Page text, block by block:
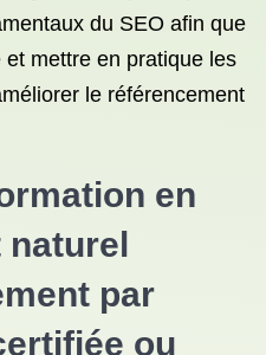
du SEO afin que
mettre en pratique les
le référencement
en
naturel
par
ou